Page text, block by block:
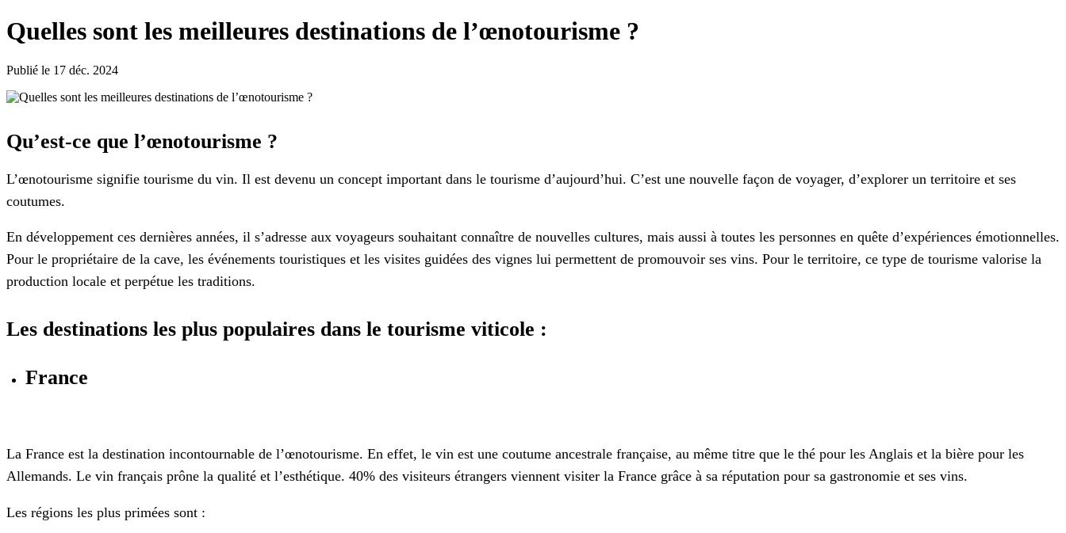
Quelles sont les meilleures destinations de l’œnotourisme ?
Publié le 17 déc. 2024
Qu’est-ce que l’œnotourisme ?
L’œnotourisme signifie tourisme du vin. Il est devenu un concept important dans le tourisme d’aujourd’hui. C’est une nouvelle façon de voyager, d’explorer un territoire et ses
coutumes.
En développement ces dernières années, il s’adresse aux voyageurs souhaitant connaître de nouvelles cultures, mais aussi à toutes les personnes en quête d’expériences émotionnelles.
Pour le propriétaire de la cave, les événements touristiques et les visites guidées des vignes lui permettent de promouvoir ses vins. Pour le territoire, ce type de tourisme valorise la
production locale et perpétue les traditions.
Les destinations les plus populaires dans le tourisme viticole :
France
La France est la destination incontournable de l’œnotourisme. En effet, le vin est une coutume ancestrale française, au même titre que le thé pour les Anglais et la bière pour les
Allemands. Le vin français prône la qualité et l’esthétique. 40% des visiteurs étrangers viennent visiter la France grâce à sa réputation pour sa gastronomie et ses vins.
Les régions les plus primées sont :